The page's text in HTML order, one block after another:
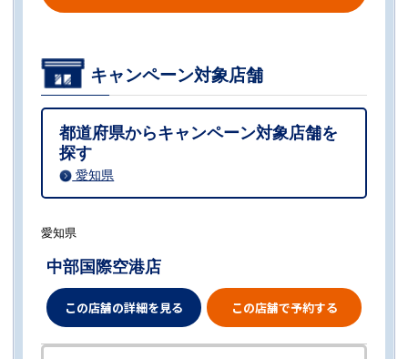
キャンペーン対象店舗
都道府県からキャンペーン対象店舗を
探す
愛知県
愛知県
中部国際空港店
この店舗の詳細を見る この店舗で予約する